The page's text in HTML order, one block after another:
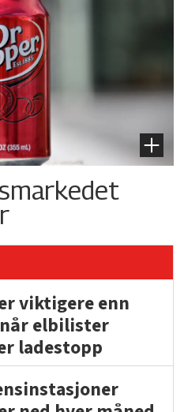
viktigere enn
elbilister
ladestopp